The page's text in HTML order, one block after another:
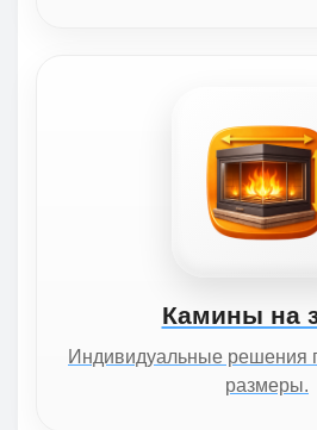
Камины на
Индивидуальные решения
размеры.